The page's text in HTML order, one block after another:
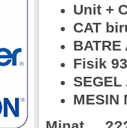
Unit +
CAT
BATRE
Fisik
SEGEL
MESIN